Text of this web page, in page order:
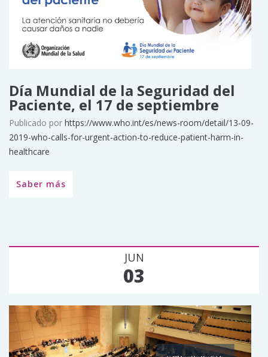
Día Mundial de la Seguridad del
Paciente, el 17 de septiembre
Publicado por https://www.who.int/es/news-room/detail/13-09-
2019-who-calls-for-urgent-action-to-reduce-patient-harm-in-
healthcare
Saber más
JUN
03